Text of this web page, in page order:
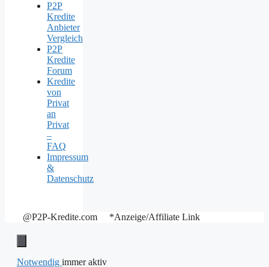
P2P
Kredite
Anbieter
Vergleich
P2P
Kredite
Forum
Kredite
von
Privat
an
Privat
–
FAQ
Impressum
&
Datenschutz
@P2P-Kredite.com *Anzeige/Affiliate Link
Notwendig immer aktiv